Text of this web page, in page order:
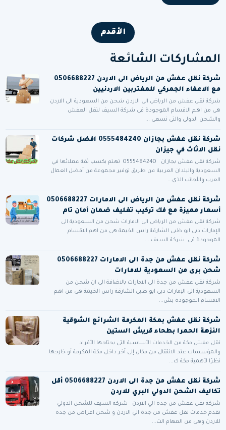
الأقدم
المشاركات الشائعة
شركة نقل عفش من الرياض الى الاردن 0506688227
مع الاعفاء الجمركي للمغتربين الاردنيين
شركة نقل عفش من الرياض الى الاردن شحن من السعودية الى الاردن
هى من اهم الاقسام الموجودة فى شركة السيف لنقل العفش
والشحن الدولى والتى نسعى ...
شركة نقل عفش بجازان 0555484240 افضل شركات
نقل الاثاث في جيزان
شركة نقل عفش بجازان 0555484240 تهتم بكسب ثقة عملائها في
السعودية والبلدان العربية عن طريق توفير مجموعة من أفضل العمال
العرب والأجانب الذي...
شركة نقل عفش من الرياض الى الامارات 0506688227
أسعار مميزة مع فك تركيب تغليف ضمان أمان تام
شركة نقل عفش من الرياض الى الامارات شحن من السعودية الى
الإمارات دبى ابو ظبى الشارقة راس الخيمة هى من اهم الاقسام
الموجودة فى شركة السيف ...
شركة نقل عفش من جدة الى الامارات 0506688227
شحن برى من السعودية للامارات
شركة نقل عفش من جدة الى الامارات بالاضافة الى ان شحن من
السعودية الى الإمارات دبى ابو ظبى الشارقة راس الخيمة هى من اهم
الاقسام الموجودة بش...
شركة نقل عفش بمكة المكرمة الشرائع الشوقية
النزهة الحمرا بطحاء قريش الستين
نقل عفش مكة من الخدمات الأساسية التي يحتاجها الأفراد
والمؤسسات عند الانتقال من مكان إلى آخر داخل مكة المكرمة أو خارجها.
نظرًا لأهمية مكة ك...
شركة نقل عفش من جدة الى الاردن 0506688227 أقل
تكاليف الشحن الدولي البري للاردن
شركة نقل عفش من جدة الي الاردن شركة السيف للشحن الدولي
تقدم خدمات نقل عفش من جدة الي الاردن و شحن اغراض من جده
للاردن وهى من المهام الت...